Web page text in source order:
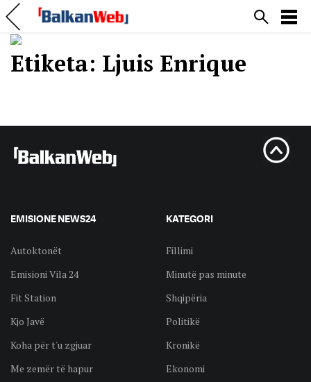
Etiketa: Ljuis Enrique
EMISIONE NEWS24
Autoktonët
Emisioni Vila 24
Fit Station
Kjo Javë
Koha për t'u zgjuar
Me zemër të hapur
KATEGORI
Fillimi
Minutë pas minute
Shqipëria
Politikë
Kronikë
Ekonomi